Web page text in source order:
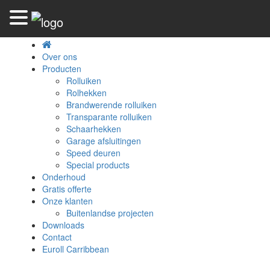
Over ons
Producten
Rolluiken
Rolhekken
Brandwerende rolluiken
Transparante rolluiken
Schaarhekken
Garage afsluitingen
Speed deuren
Special products
Onderhoud
Gratis offerte
Onze klanten
Buitenlandse projecten
Downloads
Contact
Euroll Carribbean